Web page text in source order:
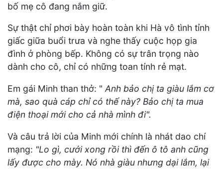
bố mẹ cô đang nắm giữ.
Sự thật chỉ phơi bày hoàn toàn khi Hà vô tình tỉnh
giấc giữa buổi trưa và nghe thấy cuộc họp gia
đình ở phòng bếp. Không có sự trân trọng nào
dành cho cô, chỉ có những toan tính rẻ mạt.
Em gái Minh than thở: " Anh bảo chị ta giàu lắm cơ
mà, sao quà cáp chỉ có thế này? Bảo chị ta mua
điện thoại mới cho cả nhà mình đi".
Và câu trả lời của Minh mới chính là nhát dao chí
mạng: "Lo gì, cưới xong rồi thì đến ô tô anh cũng
lấy được cho mày. Nó nhà giàu nhưng dại lắm, lại